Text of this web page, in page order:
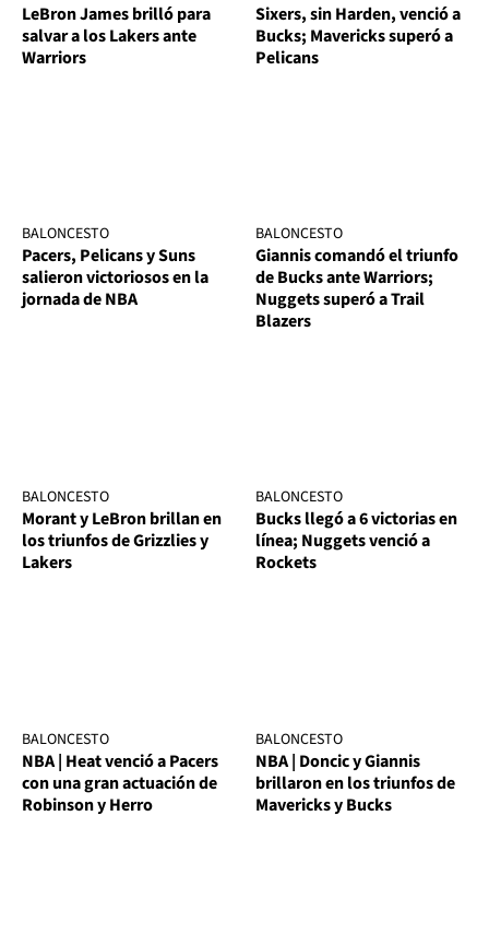
LeBron James brilló para
salvar a los Lakers ante
Warriors
Sixers, sin Harden, venció a
Bucks; Mavericks superó a
Pelicans
BALONCESTO
Pacers, Pelicans y Suns
salieron victoriosos en la
jornada de NBA
BALONCESTO
Giannis comandó el triunfo
de Bucks ante Warriors;
Nuggets superó a Trail
Blazers
BALONCESTO
Morant y LeBron brillan en
los triunfos de Grizzlies y
Lakers
BALONCESTO
Bucks llegó a 6 victorias en
línea; Nuggets venció a
Rockets
BALONCESTO
NBA | Heat venció a Pacers
con una gran actuación de
Robinson y Herro
BALONCESTO
NBA | Doncic y Giannis
brillaron en los triunfos de
Mavericks y Bucks